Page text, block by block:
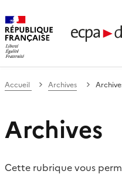
de
Accueil Archives
Archives
Cette rubrique vous